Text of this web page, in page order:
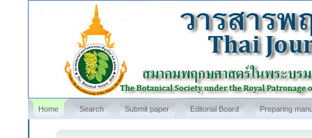
Home Search Submit paper Editorial Board Preparing